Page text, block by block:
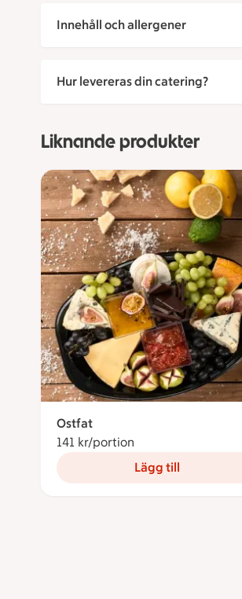
Innehåll och allergener
Hur levereras din catering?
Liknande produkter
Ostfat
141 kr/portion
Lägg till